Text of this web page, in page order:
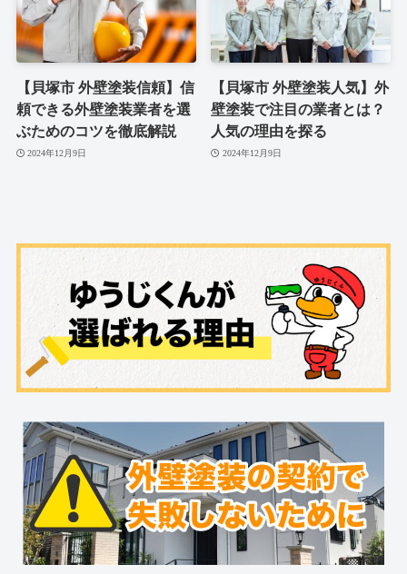
【貝塚市 外壁塗装信頼】信
頼できる外壁塗装業者を選
ぶためのコツを徹底解説
2024年12月9日
【貝塚市 外壁塗装人気】外
壁塗装で注目の業者とは？
人気の理由を探る
2024年12月9日